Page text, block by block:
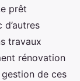
prêt
travaux
rénovation
de ces